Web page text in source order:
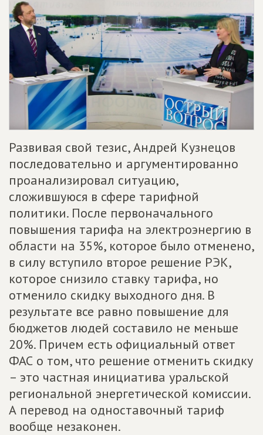
Развивая свой тезис, Андрей Кузнецов
последовательно и аргументированно
проанализировал ситуацию,
сложившуюся в сфере тарифной
политики. После первоначального
повышения тарифа на электроэнергию в
области на 35%, которое было отменено,
в силу вступило второе решение РЭК,
которое снизило ставку тарифа, но
отменило скидку выходного дня. В
результате все равно повышение для
бюджетов людей составило не меньше
20%. Причем есть официальный ответ
ФАС о том, что решение отменить скидку
– это частная инициатива уральской
региональной энергетической комиссии.
А перевод на одноставочный тариф
вообще незаконен.